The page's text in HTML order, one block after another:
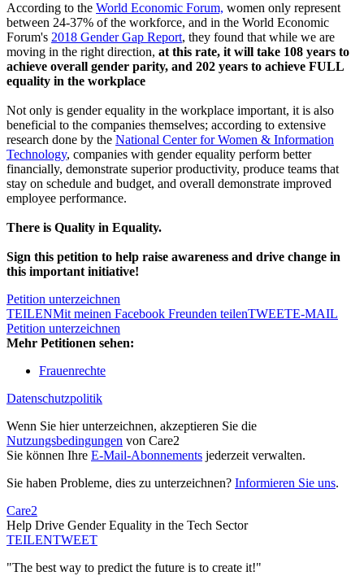
According to the World Economic Forum, women only represent
between 24-37% of the workforce, and in the World Economic
Forum's 2018 Gender Gap Report, they found that while we are
moving in the right direction, at this rate, it will take 108 years to
achieve overall gender parity, and 202 years to achieve FULL
equality in the workplace
Not only is gender equality in the workplace important, it is also
beneficial to the companies themselves; according to extensive
research done by the National Center for Women & Information
Technology, companies with gender equality perform better
financially, demonstrate superior productivity, produce teams that
stay on schedule and budget, and overall demonstrate improved
employee performance.
There is Quality in Equality.
Sign this petition to help raise awareness and drive change in
this important initiative!
Petition unterzeichnen
TEILENMit meinen Facebook Freunden teilenTWEETE-MAIL
Petition unterzeichnen
Mehr Petitionen sehen:
Frauenrechte
Datenschutzpolitik
Wenn Sie hier unterzeichnen, akzeptieren Sie die
Nutzungsbedingungen von Care2
Sie können Ihre E-Mail-Abonnements jederzeit verwalten.
Sie haben Probleme, dies zu unterzeichnen? Informieren Sie uns.
Care2
Help Drive Gender Equality in the Tech Sector
TEILENTWEET
"The best way to predict the future is to create it!"